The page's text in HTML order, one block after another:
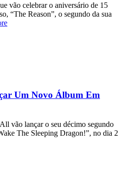
vão celebrar o aniversário de 15
“The Reason”, o segundo da sua
Um Novo Álbum Em
vão lançar o seu décimo segundo
The Sleeping Dragon!”, no dia 2